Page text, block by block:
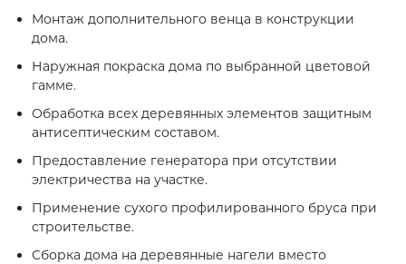
Монтаж дополнительного венца в конструкции
дома.
Наружная покраска дома по выбранной цветовой
гамме.
Обработка всех деревянных элементов защитным
антисептическим составом.
Предоставление генератора при отсутствии
электричества на участке.
Применение сухого профилированного бруса при
строительстве.
Сборка дома на деревянные нагели вместо